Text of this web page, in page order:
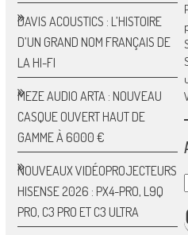
DAVIS ACOUSTICS : L’HISTOIRE
D’UN GRAND NOM FRANÇAIS DE
LA HI-FI
MEZE AUDIO ARTA : NOUVEAU
CASQUE OUVERT HAUT DE
GAMME À 6000 €
NOUVEAUX VIDÉOPROJECTEURS
HISENSE 2026 : PX4-PRO, L9Q
PRO, C3 PRO ET C3 ULTRA